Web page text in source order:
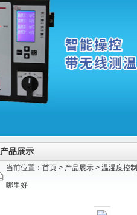
产品展示
当前位置： 首页 > 产品展示 > 温湿度控
哪里好